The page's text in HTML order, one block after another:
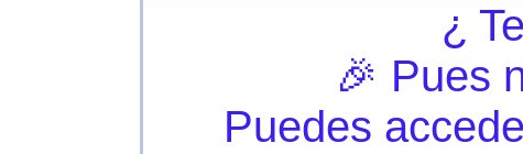
¿
🎉 Pues
Puedes